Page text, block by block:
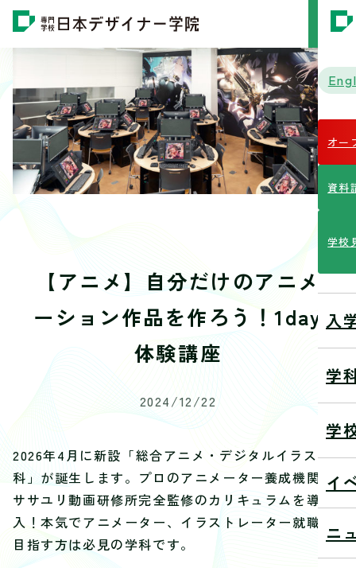
MENU
オー
資料
学校
入
学
学
イ
ニ
【アニメ】自分だけのアニメ
ーション作品を作ろう！1day
体験講座
2024/12/22
2026年4月に新設「総合アニメ・デジタルイラスト
科」が誕生します。プロのアニメーター養成機関の
ササユリ動画研修所完全監修のカリキュラムを導
入！本気でアニメーター、イラストレーター就職を
目指す方は必見の学科です。